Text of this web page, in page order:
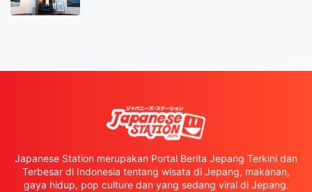
Japanese Station merupakan Portal Berita Jepang Terkini dan
Terbesar di Indonesia tentang wisata di Jepang, makanan,
gaya hidup, pop culture dan yang sedang viral di Jepang.